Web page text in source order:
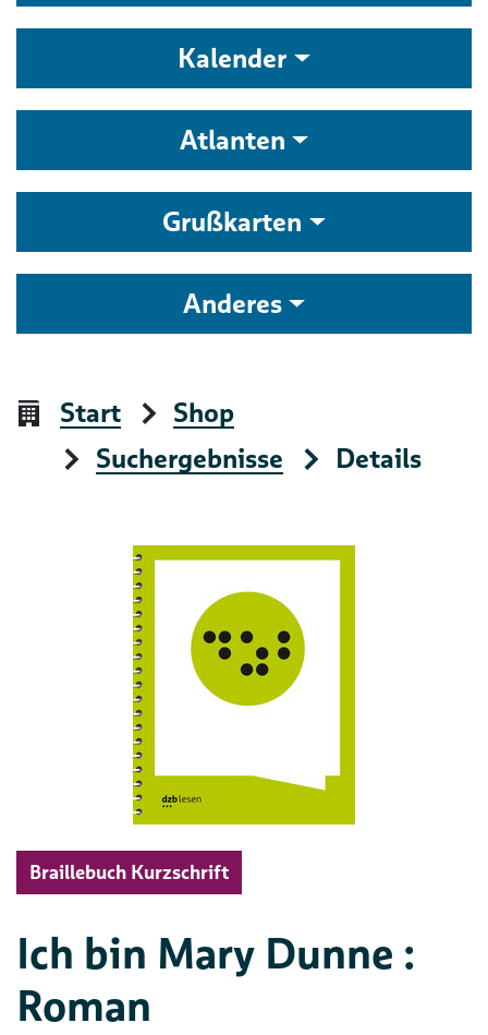
Kalender
Atlanten
Grußkarten
Anderes
Start
Shop
Suchergebnisse
Details
Braillebuch Kurzschrift
Ich bin Mary Dunne :
Roman